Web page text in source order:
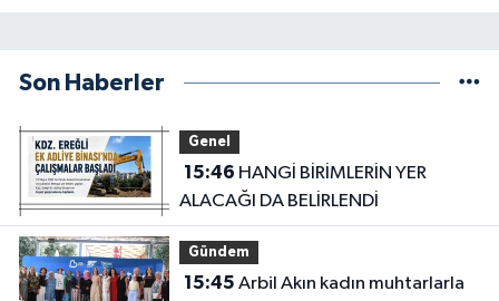
Son Haberler
Genel
15:46
ALACAĞI DA BELİRLENDİ
Gündem
15:45